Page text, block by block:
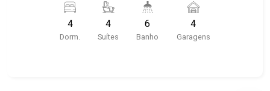
Varanda; - 4 vagas cobertas; - Elevador interno; -
Condomínio com portaria 24h, piscina, sauna,
quadras poliesportiva e de tênis, playground,
4
Dorm.
4
Suítes
6
Banho
4
Garagens